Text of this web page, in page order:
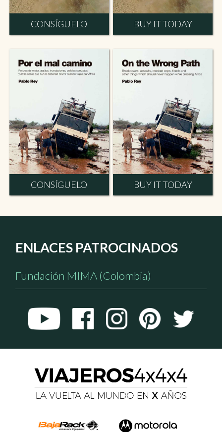
CONSÍGUELO BUY IT TODAY
CONSÍGUELO BUY IT TODAY
ENLACES PATROCINADOS
Fundación MIMA (Colombia)